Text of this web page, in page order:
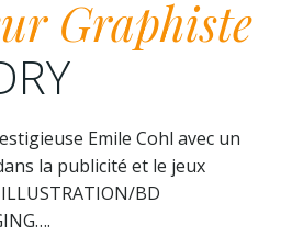
Graphiste
Emile Cohl avec un
la publicité et le jeux
BD